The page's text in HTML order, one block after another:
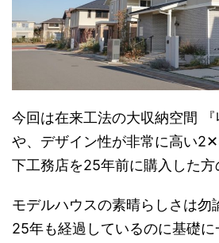
今回は在来工法の大収納空間 『
や、デザイン性が非常に高い
下工務店を25年前に購入した方
モデルハウスの素晴らしさは勿
25年も経過しているのに基礎に